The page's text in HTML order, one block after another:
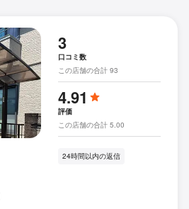
3
口コミ数
この店舗の合計 93
4.91
評価
この店舗の合計 5.00
24時間以内の返信